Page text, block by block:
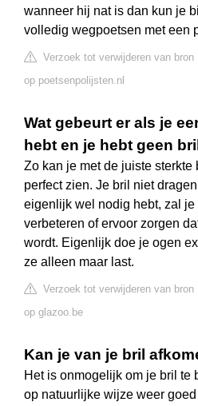
wanneer hij nat is dan kun je
volledig wegpoetsen met een
Verzoek tot verwijderen van bron
op poetsenpolijsten.nl
Wat gebeurt er als je
hebt en je hebt geen
Zo kan je met de juiste
perfect zien. Je bril niet
eigenlijk wel nodig hebt, zal je
verbeteren of ervoor zorgen
wordt. Eigenlijk doe je ogen
ze alleen maar last.
Verzoek tot verwijderen van bron
op glazoo.be
Kan je van je bril
Het is onmogelijk om je bril te
op natuurlijke wijze weer